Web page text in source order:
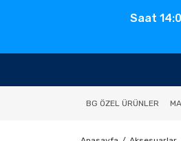
Saat
BG ÖZEL ÜRÜNLER